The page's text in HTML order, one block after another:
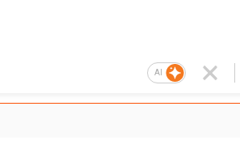
AI